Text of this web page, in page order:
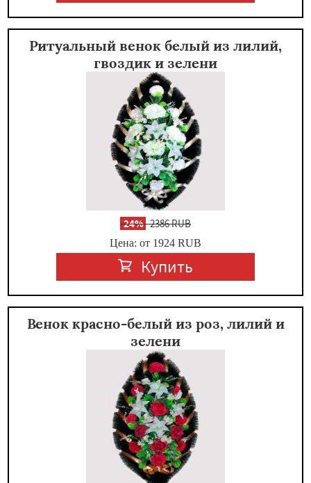
Ритуальный венок белый из лилий,
гвоздик и зелени
-24%2386 RUB
Цена: от 1924 RUB
Купить
Венок красно-белый из роз, лилий и
зелени